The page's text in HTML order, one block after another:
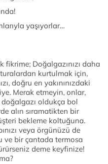
yaşıyorlar…
fikrime; Doğalgazınızı daha
kurtulmak için,
doğru en yakınınızdaki
Merak etmeyin, onlar,
oldukça bol
alın sıramatikten bir
bekleme koltuğuna.
veya örgünüzü de
ve bir çantada termosa
deme keyfinize!